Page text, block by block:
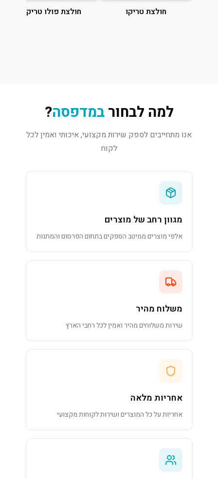
חולצת טריקו חולצת פולו טריקו
למה לבחורבמדפסה?
אנו מתחייבים לספק שירות מקצועי, איכותי ואמין לכל
לקוח
מגוון רחב של מוצרים
אלפי מוצרים ממיטב הספקים בתחום הפרסום והמתנות
משלוח מהיר
שירות משלוחים מהיר ואמין לכל רחבי הארץ
אחריות מלאה
אחריות על כל המוצרים ושירות לקוחות מקצועי